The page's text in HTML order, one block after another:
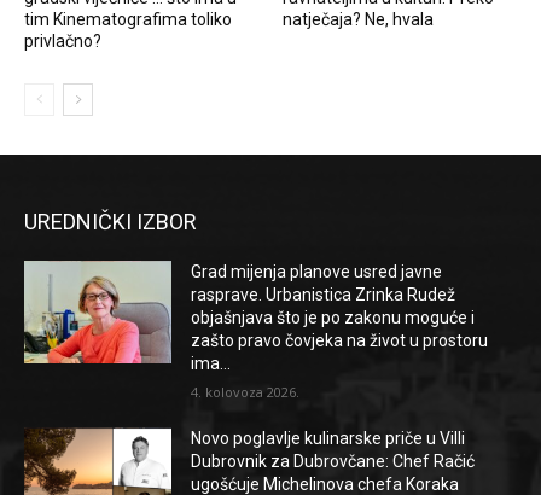
tim Kinematografima toliko
privlačno?
natječaja? Ne, hvala
UREDNIČKI IZBOR
Grad mijenja planove usred javne
rasprave. Urbanistica Zrinka Rudež
objašnjava što je po zakonu moguće i
zašto pravo čovjeka na život u prostoru
ima...
4. kolovoza 2026.
Novo poglavlje kulinarske priče u Villi
Dubrovnik za Dubrovčane: Chef Račić
ugošćuje Michelinova chefa Koraka